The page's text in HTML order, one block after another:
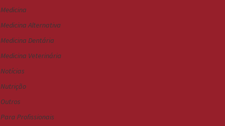
Medicina
Medicina Alternativa
Medicina Dentária
Medicina Veterinária
Notícias
Nutrição
Outros
Para Profissionais